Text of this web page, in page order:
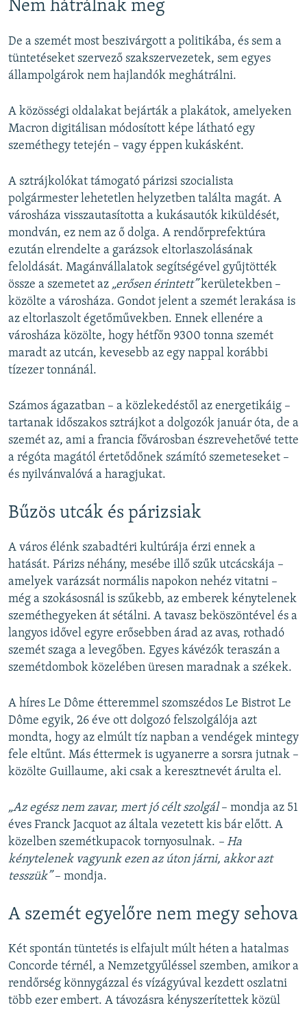
Nem hátrálnak meg
De a szemét most beszivárgott a politikába, és sem a
tüntetéseket szervező szakszervezetek, sem egyes
állampolgárok nem hajlandók meghátrálni.
A közösségi oldalakat bejárták a plakátok, amelyeken
Macron digitálisan módosított képe látható egy
szeméthegy tetején – vagy éppen kukásként.
A sztrájkolókat támogató párizsi szocialista
polgármester lehetetlen helyzetben találta magát. A
városháza visszautasította a kukásautók kiküldését,
mondván, ez nem az ő dolga. A rendőrprefektúra
ezután elrendelte a garázsok eltorlaszolásának
feloldását. Magánvállalatok segítségével gyűjtötték
össze a szemetet az „erősen érintett”kerületekben –
közölte a városháza. Gondot jelent a szemét lerakása is
az eltorlaszolt égetőművekben. Ennek ellenére a
városháza közölte, hogy hétfőn 9300 tonna szemét
maradt az utcán, kevesebb az egy nappal korábbi
tízezer tonnánál.
Számos ágazatban – a közlekedéstől az energetikáig –
tartanak időszakos sztrájkot a dolgozók január óta, de a
szemét az, ami a francia fővárosban észrevehetővé tette
a régóta magától értetődőnek számító szemeteseket –
és nyilvánvalóvá a haragjukat.
Bűzös utcák és párizsiak
A város élénk szabadtéri kultúrája érzi ennek a
hatását. Párizs néhány, mesébe illő szűk utcácskája –
amelyek varázsát normális napokon nehéz vitatni –
még a szokásosnál is szűkebb, az emberek kénytelenek
szeméthegyeken át sétálni. A tavasz beköszöntével és a
langyos idővel egyre erősebben árad az avas, rothadó
szemét szaga a levegőben. Egyes kávézók teraszán a
szemétdombok közelében üresen maradnak a székek.
A híres Le Dôme étteremmel szomszédos Le Bistrot Le
Dôme egyik, 26 éve ott dolgozó felszolgálója azt
mondta, hogy az elmúlt tíz napban a vendégek mintegy
fele eltűnt. Más éttermek is ugyanerre a sorsra jutnak –
közölte Guillaume, aki csak a keresztnevét árulta el.
„Az egész nem zavar, mert jó célt szolgál– mondja az 51
éves Franck Jacquot az általa vezetett kis bár előtt. A
közelben szemétkupacok tornyosulnak. – Ha
kénytelenek vagyunk ezen az úton járni, akkor azt
tesszük”– mondja.
A szemét egyelőre nem megy sehova
Két spontán tüntetés is elfajult múlt héten a hatalmas
Concorde térnél, a Nemzetgyűléssel szemben, amikor a
rendőrség könnygázzal és vízágyúval kezdett oszlatni
több ezer embert. A távozásra kényszerítettek közül